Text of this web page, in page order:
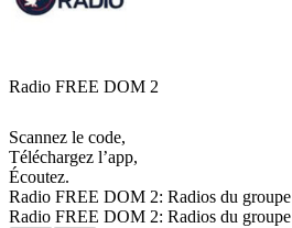
Radio FREE DOM 2
Scannez le code,
Téléchargez l’app,
Écoutez.
Radio FREE DOM 2: Radios du groupe
Radio FREE DOM 2: Radios du groupe